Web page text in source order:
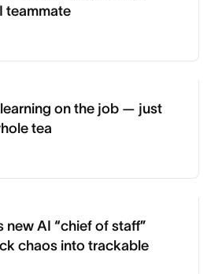
teammate
on the job — just
tea
new AI “chief of staff”
chaos into trackable